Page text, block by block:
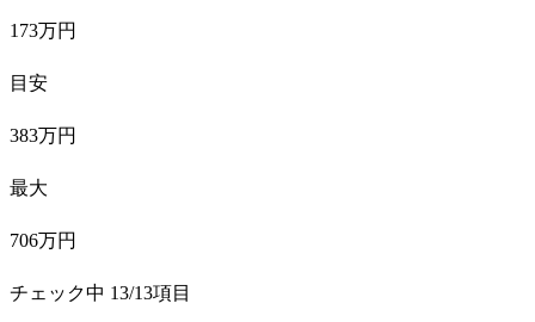
173万円
目安
383万円
最大
706万円
チェック中 13/13項目